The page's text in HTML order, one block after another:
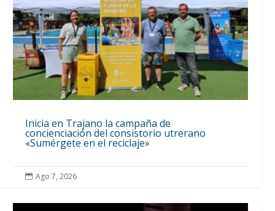
Inicia en Trajano la campaña de
concienciación del consistorio utrerano
«Sumérgete en el reciclaje»
 Ago 7, 2026